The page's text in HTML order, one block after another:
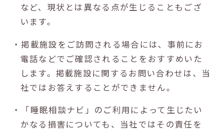
など、現状とは異なる点が生じることもござ
います。
・掲載施設をご訪問される場合には、事前にお
電話などでご確認されることをおすすめいた
します。掲載施設に関するお問い合わせは、当
社ではお答えすることができません。
・「睡眠相談ナビ」のご利用によって生じたい
かなる損害についても、当社ではその責任を